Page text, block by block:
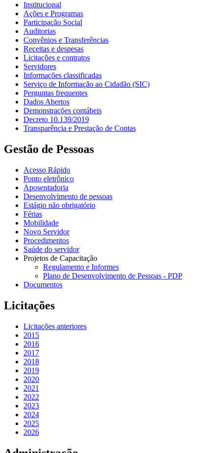
Institucional
Ações e Programas
Participação Social
Auditorias
Convênios e Transferências
Receitas e despesas
Licitações e contratos
Servidores
Informações classificadas
Serviço de Informação ao Cidadão (SIC)
Perguntas frequentes
Dados Abertos
Demonstrações contábeis
Decreto 10.139/2019
Transparência e Prestação de Contas
Gestão de Pessoas
Acesso Rápido
Ponto eletrônico
Aposentadoria
Desenvolvimento de pessoas
Estágio não obrigatório
Férias
Mobilidade
Novo Servidor
Procedimentos
Saúde do servidor
Projetos de Capacitação
Regulamento e Informes
Plano de Desenvolvimento de Pessoas - PDP
Documentos
Licitações
Licitações anteriores
2015
2016
2017
2018
2019
2020
2021
2022
2023
2024
2025
2026